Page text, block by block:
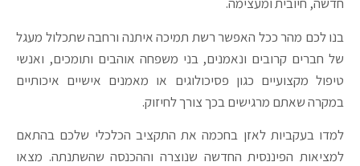
בנו לכם מהר ככל האפשר רשת תמיכה איתנה ורחבה שתכלול מעגל
של חברים קרובים ונאמנים, בני משפחה אוהבים ותומכים, ואנשי
טיפול מקצועיים כגון פסיכולוגים או מאמנים אישיים איכותיים
במקרה שאתם מרגישים בכך צורך לחיזוק.
למדו בעקביות לאזן בחכמה את התקציב הכלכלי שלכם בהתאם
למציאות הפיננסית החדשה שנוצרה וההכנסה שהשתנתה. מצאו